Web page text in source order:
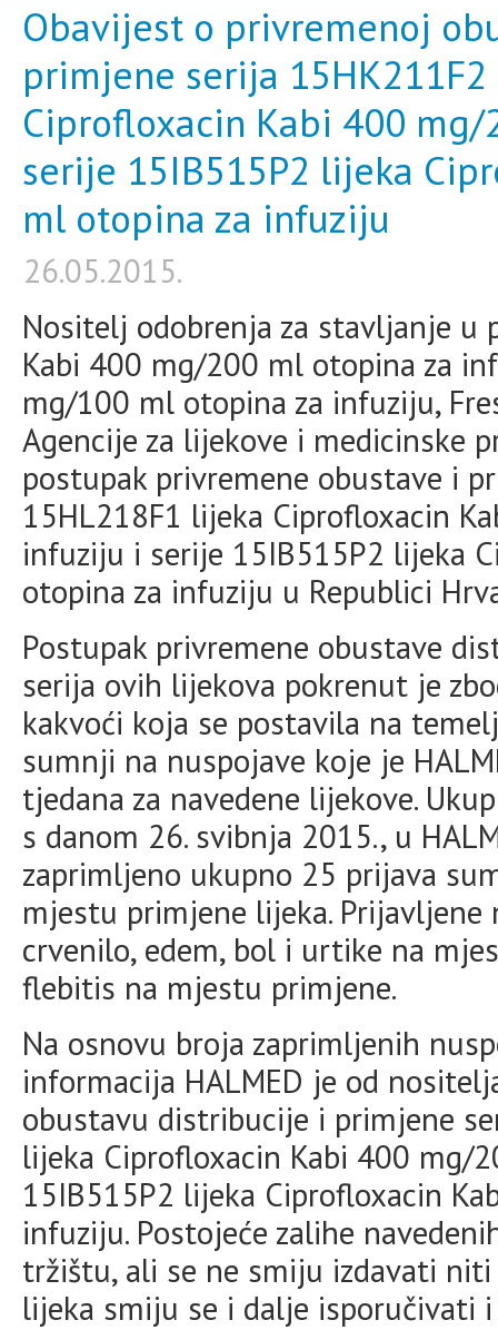
Obavijest o privremenoj
primjene serija
Ciprofloxacin Kabi 400
serije 15IB515P2 lijeka
ml otopina za infuziju
26.05.2015.
Nositelj odobrenja za stavljanje u
Kabi 400 mg/200 ml otopina za
mg/100 ml otopina za infuziju,
Agencije za lijekove i medicinske
postupak privremene obustave i
15HL218F1 lijeka Ciprofloxacin
infuziju i serije 15IB515P2 lijeka
otopina za infuziju u Republici
Postupak privremene obustave
serija ovih lijekova pokrenut je
kakvoći koja se postavila na
sumnji na nuspojave koje je
tjedana za navedene lijekove.
s danom 26. svibnja 2015., u
zaprimljeno ukupno 25 prijava
mjestu primjene lijeka. Prijavljene
crvenilo, edem, bol i urtike na
flebitis na mjestu primjene.
Na osnovu broja zaprimljenih
informacija HALMED je od
obustavu distribucije i primjene
lijeka Ciprofloxacin Kabi 400 mg/
15IB515P2 lijeka Ciprofloxacin
infuziju. Postojeće zalihe
tržištu, ali se ne smiju izdavati
lijeka smiju se i dalje isporučivati